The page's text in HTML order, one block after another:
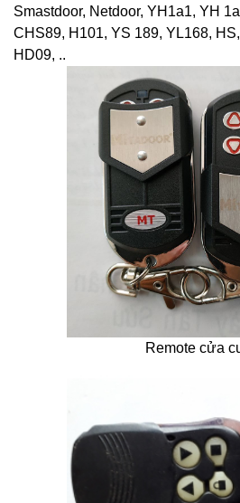
Smastdoor, Netdoor, YH1a1, YH
CHS89, H101, YS 189, YL168,
HD09, ..
Remote cửa